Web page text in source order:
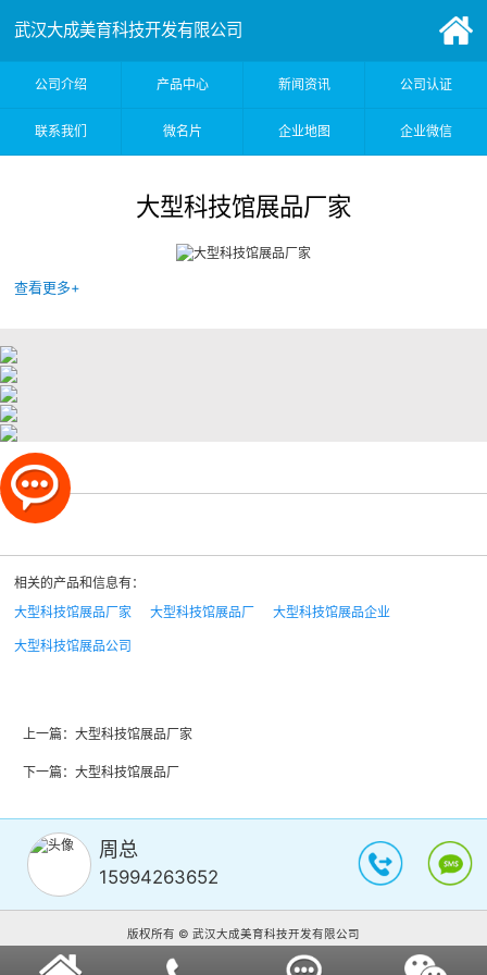
武汉大成美育科技开发有限公司
公司介绍 产品中心 新闻资讯 公司认证
联系我们 微名片 企业地图 企业微信
大型科技馆展品厂家
查看更多+
相关的产品和信息有：
大型科技馆展品厂家
大型科技馆展品厂 大型科技馆展品企业
大型科技馆展品公司
上一篇： 大型科技馆展品厂家
下一篇： 大型科技馆展品厂
周总
15994263652
版权所有 © 武汉大成美育科技开发有限公司